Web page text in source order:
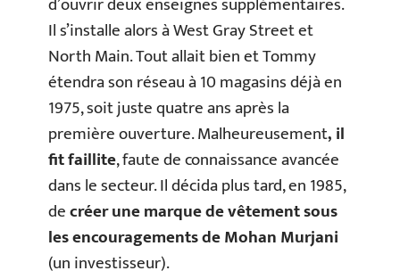
Il s’installe alors à West Gray Street et
North Main. Tout allait bien et Tommy
étendra son réseau à 10 magasins déjà en
1975, soit juste quatre ans après la
première ouverture. Malheureusement, il
fit faillite, faute de connaissance avancée
dans le secteur. Il décida plus tard, en 1985,
decréer une marque de vêtement sous
les encouragements de Mohan Murjani
(un investisseur).